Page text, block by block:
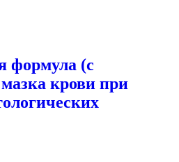
формула (с
крови при